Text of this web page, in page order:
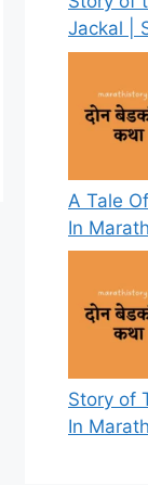
Jackal |
A Tale
In
Story of
In